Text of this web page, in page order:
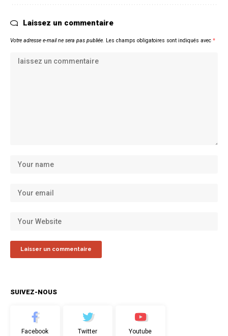
Laissez un commentaire
Votre adresse e-mail ne sera pas publiée. Les champs obligatoires sont indiqués avec *
SUIVEZ-NOUS
Facebook Twitter Youtube